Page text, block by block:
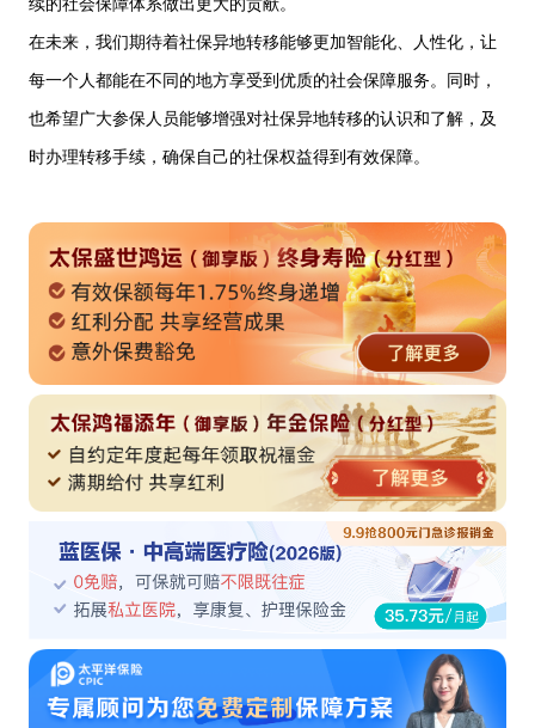
续的社会保障体系做出更大的贡献。
在未来，我们期待着社保异地转移能够更加智能化、人性化，让
每一个人都能在不同的地方享受到优质的社会保障服务。同时，
也希望广大参保人员能够增强对社保异地转移的认识和了解，及
时办理转移手续，确保自己的社保权益得到有效保障。